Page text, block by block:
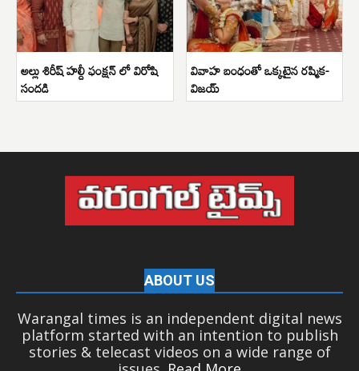
అల్లు శిరీష్ హల్దీ ఫంక్షన్ లో విరోషి
సందడి
వివాహ బంధంతో ఒక్కటైన రష్మిక-
విజయ్
ABOUT US
Warangal times is an independent digital news
platform started with an intention to publish
stories & telecast videos on a wide range of